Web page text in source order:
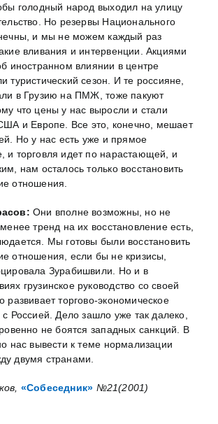
голодный народ выходил на улицу
Но резервы Национального
и мы не можем каждый раз
вливания и интервенции. Акциями
иностранном влиянии в центре
туристический сезон. И те россияне,
в Грузию на ПМЖ, тоже пакуют
что цены у нас выросли и стали
и Европе. Все это, конечно, мешает
Но у нас есть уже и прямое
и торговля идет по нарастающей, и
нам осталось только восстановить
отношения.
Они вполне возможны, но не
тренд на их восстановление есть,
Мы готовы были восстановить
отношения, если бы не кризисы,
Зурабишвили. Но и в
грузинское руководство со своей
развивает торгово-экономическое
с Россией. Дело зашло уже так далеко,
не боятся западных санкций. В
нас вывести к теме нормализации
двумя странами.
«Собеседник» №21(2001)